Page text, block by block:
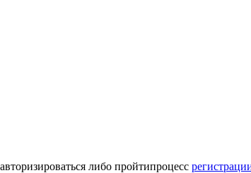
либо пройтипроцесс